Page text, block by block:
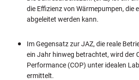
die Effizienz von Wärmepumpen, die
abgeleitet werden kann.
Im Gegensatz zur JAZ, die reale
ein Jahr hinweg betrachtet, wird der
Performance (COP) unter idealen
ermittelt.